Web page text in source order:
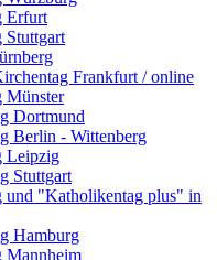
Erfurt
Stuttgart
Frankfurt / online
Münster
Dortmund
Berlin - Wittenberg
Leipzig
Stuttgart
und "Katholikentag plus" in
Hamburg
Mannheim